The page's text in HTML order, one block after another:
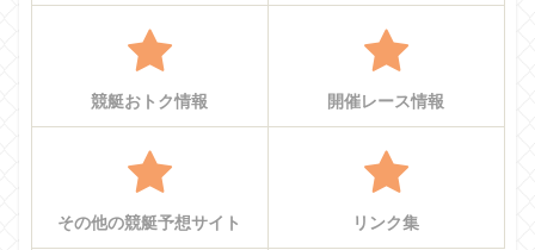
競艇おトク情報 開催レース情報
その他の競艇予想サイト リンク集